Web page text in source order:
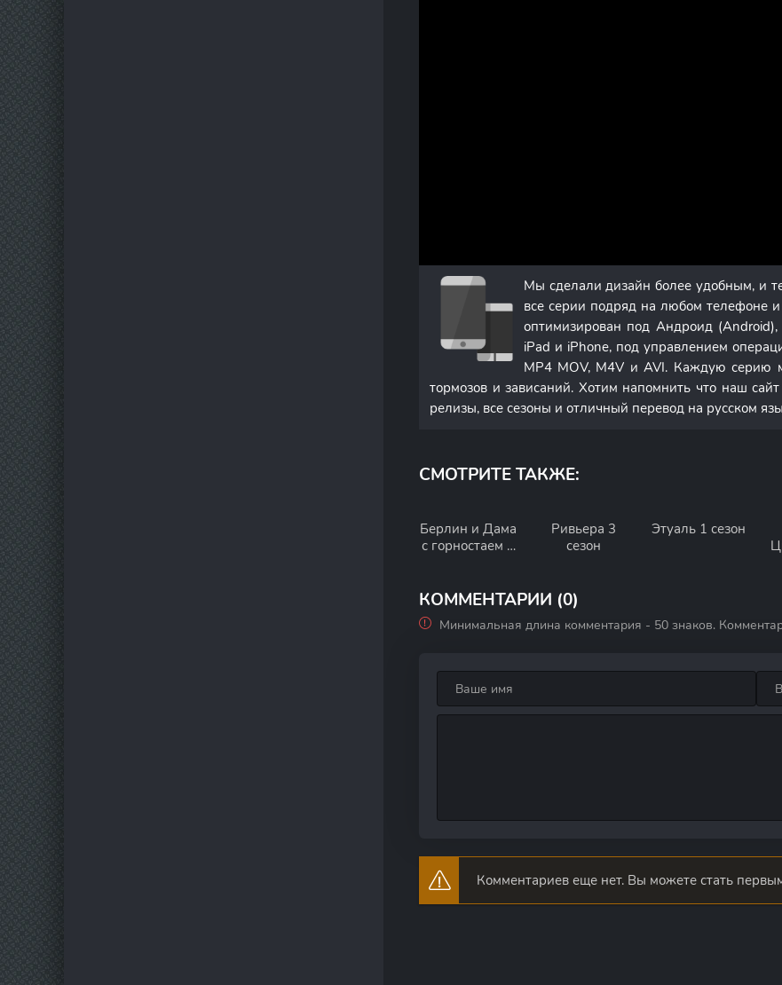
Мы сделали дизайн более удобным, и
все серии подряд на любом телефоне
оптимизирован под Андроид
iPad и iPhone, под управлением
MP4 MOV, M4V и AVI. Каждую серию
тормозов и зависаний. Хотим напомнить что наш
релизы, все сезоны и отличный перевод на русском
СМОТРИТЕ ТАКЖЕ:
Берлин и Дама
с горностаем 2
Ривьера 3
сезон
Этуаль 1 сезон
КОММЕНТАРИИ (0)
Минимальная длина комментария - 50 знаков.
Комментариев еще нет. Вы можете стать